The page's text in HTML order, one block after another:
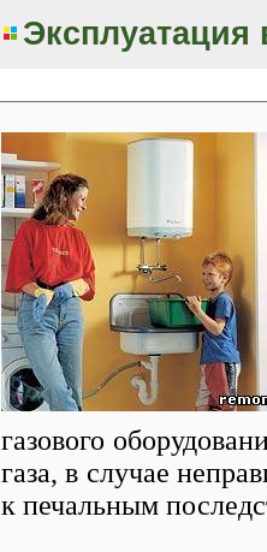
Эксплуатация
газового
газа, в случае
к печальным